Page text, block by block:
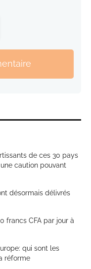
de ces 30 pays
caution pouvant
désormais délivrés
francs CFA par jour à
qui sont les
réforme